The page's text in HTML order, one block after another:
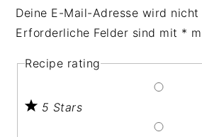
Deine E-Mail-Adresse wird
Erforderliche Felder sind mit *
Recipe rating
5 Stars